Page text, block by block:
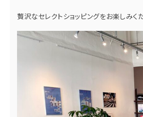
贅沢なセレクトショッピングをお楽しみく